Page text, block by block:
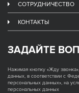
СОТРУДНИЧЕСТВО
КОНТАКТЫ
ЗАДАЙТЕ
Нажимая кнопку «Жду
данных, в соответствии с
персональных данных», на
персональных данных